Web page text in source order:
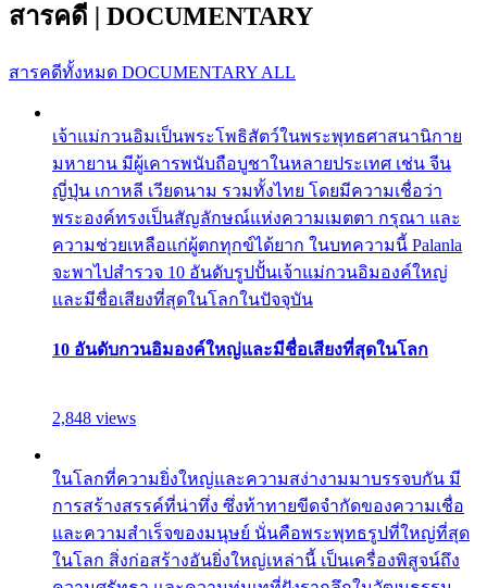
สารคดี | DOCUMENTARY
สารคดีทั้งหมด DOCUMENTARY ALL
เจ้าแม่กวนอิมเป็นพระโพธิสัตว์ในพระพุทธศาสนานิกาย
มหายาน มีผู้เคารพนับถือบูชาในหลายประเทศ เช่น จีน
ญี่ปุ่น เกาหลี เวียดนาม รวมทั้งไทย โดยมีความเชื่อว่า
พระองค์ทรงเป็นสัญลักษณ์แห่งความเมตตา กรุณา และ
ความช่วยเหลือแก่ผู้ตกทุกข์ได้ยาก ในบทความนี้ Palanla
จะพาไปสำรวจ 10 อันดับรูปปั้นเจ้าแม่กวนอิมองค์ใหญ่
และมีชื่อเสียงที่สุดในโลกในปัจจุบัน
10 อันดับกวนอิมองค์ใหญ่และมีชื่อเสียงที่สุดในโลก
2,848 views
ในโลกที่ความยิ่งใหญ่และความสง่างามมาบรรจบกัน มี
การสร้างสรรค์ที่น่าทึ่ง ซึ่งท้าทายขีดจำกัดของความเชื่อ
และความสำเร็จของมนุษย์ นั่นคือพระพุทธรูปที่ใหญ่ที่สุด
ในโลก สิ่งก่อสร้างอันยิ่งใหญ่เหล่านี้ เป็นเครื่องพิสูจน์ถึง